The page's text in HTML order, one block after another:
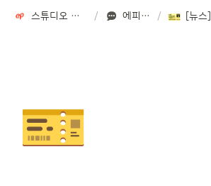
스튜디오 에피소드 STUDIO EPISODE / 에피소드 NOW /
🎫